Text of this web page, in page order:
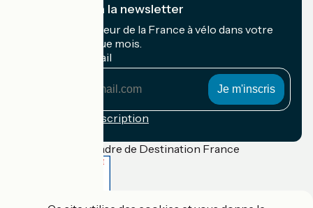
Je m'abonne à la newsletter
Recevez le meilleur de la France à vélo dans votre
boîte mail chaque mois.
Mon adresse mail
Conditions d'inscription
Financé dans le cadre de Destination France